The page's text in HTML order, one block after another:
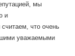
мы
и
что очень
уважаемыми